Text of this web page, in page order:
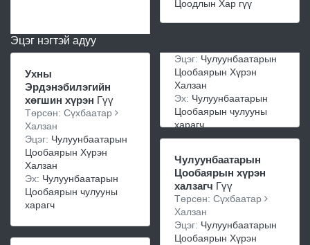
Цоодлын Хар гүү
Эцэг нэгтэй адуу
Ухны
Эрдэнэбилэгийн
хөгшин хүрэн Гүү
Төрсөн: Сүхбаатар
Халзан
Эцэг: Чулуунбаатарын
Цообаярын Хүрэн
Халзан
Эх: Чулуунбаатарын
Цообаярын чулууны
харагч
Эцэг: Чулуунбаатарын
Цообаярын Хүрэн
Халзан
Эх: Чулуунбаатарын
Цообаярын чулууны
харагч
Чулуунбаатарын
Цообаярын хүрэн
халзагч Гүү
Төрсөн: Сүхбаатар
Халзан
Эцэг: Чулуунбаатарын
Цообаярын Хүрэн